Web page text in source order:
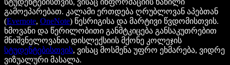
სტუდენტებისთვის, ვისაც ინფორმაციის ნაწილი
გამოეპარებათ. კალამი ერთდება ღრუბლოვან აპებთან
(Evernote, OneNote) წესრიგისა და მარტივი წვდომისთვის.
ხმოვანი და წერილობითი განმტკიცება განსაკუთრებით
მნიშვნელოვანია დისლექსიის მქონე კოლეჯის
სტუდენტებისთვის, ვისაც მოსმენა უფრო ეხმარება, ვიდრე
ვიზუალური მასალა.